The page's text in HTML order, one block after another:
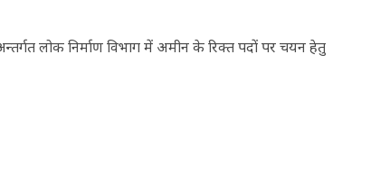
लोक निर्माण विभाग में अमीन के रिक्त पदों पर चयन हेतु